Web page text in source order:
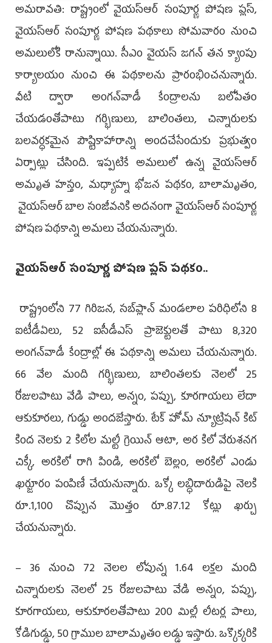
అమరావతి: రాష్ట్రంలో వైయ‌స్ఆర్ సంపూర్ణ పోషణ ప్లస్,
వైయ‌స్ఆర్ సంపూర్ణ పోషణ పథకాలు సోమవారం నుంచి
అమలులోకి రానున్నాయి. సీఎం వైయ‌స్‌ జగన్‌ తన క్యాంపు
కార్యాలయం నుంచి ఈ పథకాలను ప్రారంభించనున్నారు.
వీటి ద్వారా అంగన్‌వాడీ కేంద్రాలను బలోపేతం
చేయడంతోపాటు గర్భిణులు, బాలింతలు, చిన్నారులకు
బలవర్ధకమైన పౌష్టికాహారాన్ని అందచేసేందుకు ప్రభుత్వం
ఏర్పాట్లు చేసింది. ఇప్పటికే అమలులో ఉన్న వైయ‌స్ఆర్
అమృత హస్తం, మధ్యాహ్న భోజన పథకం, బాలామృతం,
వైయ‌స్ఆర్‌ బాల సంజీవనికి అదనంగా వైయ‌స్ఆర్ సంపూర్ణ
పోషణ పథకాన్ని అమలు చేయనున్నారు.
వైయ‌స్ఆర్ సంపూర్ణ పోషణ ప్లస్‌ పథకం..
రాష్ట్రంలోని 77 గిరిజన, సబ్‌ప్లాన్‌ మండలాల పరిధిలోని 8
ఐటీడీఏలు, 52 ఐసీడీఎస్‌ ప్రాజెక్టులతో పాటు 8,320
అంగన్‌వాడీ కేంద్రాల్లో ఈ పథకాన్ని అమలు చేయనున్నారు.
66 వేల మంది గర్భిణులు, బాలింతలకు నెలలో 25
రోజులపాటు వేడి పాలు, అన్నం, పప్పు, కూరగాయలు లేదా
ఆకుకూరలు, గుడ్డు అందజేస్తారు. టేక్‌ హోమ్‌ న్యూట్రిషన్‌ కిట్‌
కింద నెలకు 2 కిలోల మల్టీ గ్రెయిన్‌ ఆటా, అర కిలో వేరుశనగ
చిక్కీ, అరకిలో రాగి పిండి, అరకిలో బెల్లం, అరకిలో ఎండు
ఖర్జూరం పంపిణీ చేయనున్నారు. ఒక్కో లబ్ధిదారుడిపై నెలకి
రూ.1,100 చొప్పున మొత్తం రూ.87.12 కోట్లు ఖర్చు
చేయనున్నారు.
– 36 నుంచి 72 నెలల లోపున్న 1.64 లక్షల మంది
చిన్నారులకు నెలలో 25 రోజులపాటు వేడి అన్నం, పప్పు,
కూరగాయలు, ఆకుకూరలతోపాటు 200 మిల్లీ లీటర్ల పాలు,
కోడిగుడ్డు, 50 గ్రాముల బాలామృతం లడ్డు ఇస్తారు. ఒక్కొక్కరికి